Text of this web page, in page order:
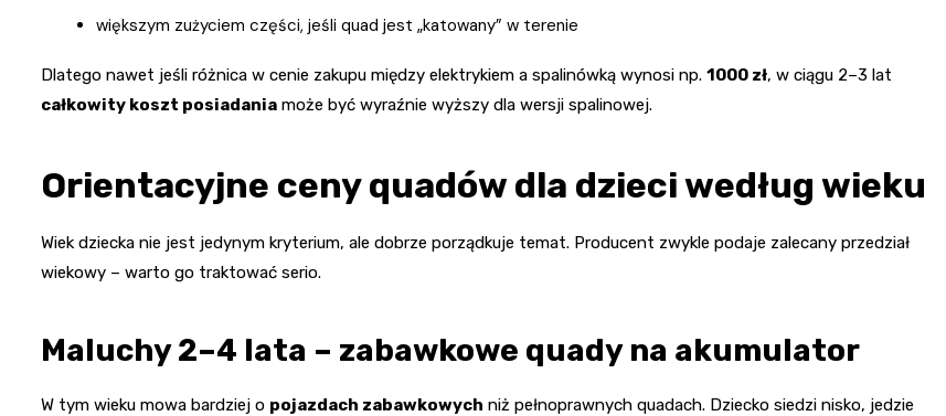
większym zużyciem części, jeśli quad jest „katowany” w terenie
Dlatego nawet jeśli różnica w cenie zakupu między elektrykiem a spalinówką wynosi np. 1000 zł, w ciągu 2–3 lat
całkowity koszt posiadania może być wyraźnie wyższy dla wersji spalinowej.
Orientacyjne ceny quadów dla dzieci według wieku
Wiek dziecka nie jest jedynym kryterium, ale dobrze porządkuje temat. Producent zwykle podaje zalecany przedział
wiekowy – warto go traktować serio.
Maluchy 2–4 lata – zabawkowe quady na akumulator
W tym wieku mowa bardziej o pojazdach zabawkowych niż pełnoprawnych quadach. Dziecko siedzi nisko, jedzie